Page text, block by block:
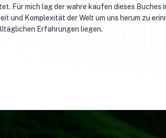
Für mich lag der wahre kaufen dieses Buches
und Komplexität der Welt um uns herum zu
Erfahrungen liegen.